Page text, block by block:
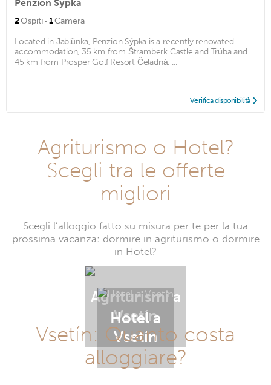
Penzion Sýpka
2Ospiti · 1Camera
Located in Jablŭnka, Penzion Sýpka is a recently renovated
accommodation, 35 km from Štramberk Castle and Trúba and
45 km from Prosper Golf Resort Čeladná. ...
Verifica disponibilità
Agriturismo o Hotel?
Scegli tra le offerte
migliori
Scegli l’alloggio fatto su misura per te per la tua
prossima vacanza: dormire in agriturismo o dormire
in Hotel?
Agriturismi a
Vsetín
Hotel a
Vsetín
Vsetín: Quanto costa
alloggiare?